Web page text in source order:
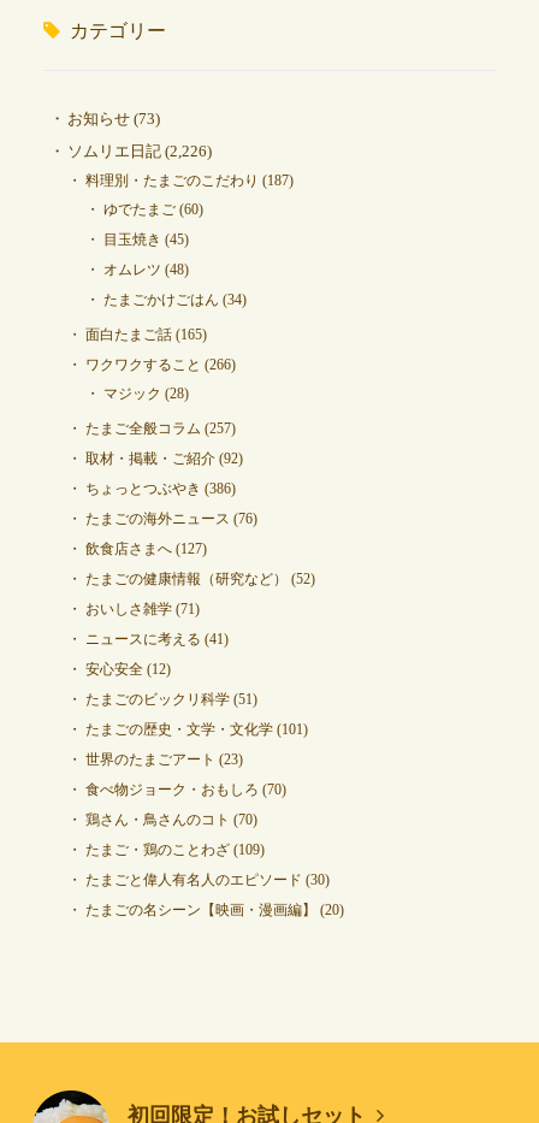
カテゴリー
お知らせ(73)
ソムリエ日記(2,226)
料理別・たまごのこだわり (187)
ゆでたまご(60)
目玉焼き (45)
オムレツ (48)
たまごかけごはん (34)
面白たまご話(165)
ワクワクすること (266)
マジック (28)
たまご全般コラム (257)
取材・掲載・ご紹介(92)
ちょっとつぶやき (386)
たまごの海外ニュース (76)
飲食店さまへ(127)
たまごの健康情報（研究など）
(52)
おいしさ雑学(71)
ニュースに考える (41)
安心安全(12)
たまごのビックリ科学(51)
たまごの歴史・文学・文化学(101)
世界のたまごアート (23)
食べ物ジョーク・おもしろ (70)
鶏さん・鳥さんのコト (70)
たまご・鶏のことわざ(109)
たまごと偉人有名人のエピソード (30)
たまごの名シーン【映画・漫画編】
(20)
初回限定！お試しセット